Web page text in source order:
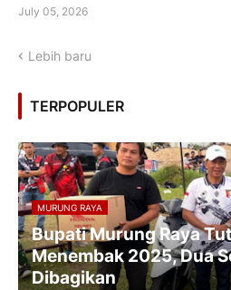
July 05, 2026
Lebih baru
TERPOPULER
MURUNG RAYA
Bupati Murung Raya
Menembak 2025, Dua
Dibagikan